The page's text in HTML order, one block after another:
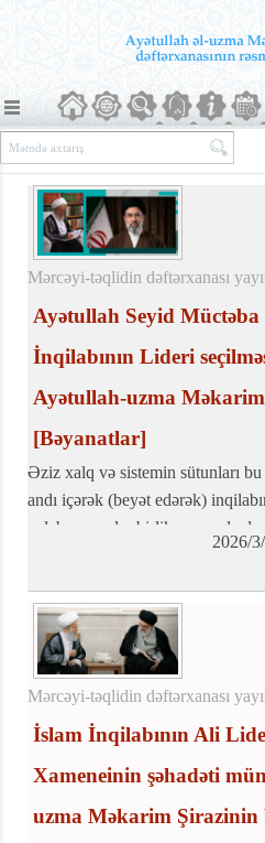
Mərcəyi-təqlidin dəftərxanası
Ayətullah Seyid
İnqilabının Lideri
Ayətullah-uzma
[Bəyanatlar]
Əziz xalq və sistemin sütunları bu
andı içərək (beyət edərək)
qələbəyə qədər birlik və əzmlə
2026/
Mərcəyi-təqlidin dəftərxanası
İslam İnqilabının Ali
Xameneinin şəhadəti
uzma Məkarim Şirazinin